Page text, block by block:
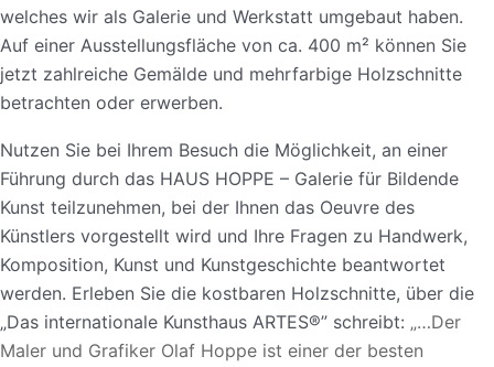
welches wir als Galerie und Werkstatt umgebaut haben.
Auf einer Ausstellungsfläche von ca. 400 m² können Sie
jetzt zahlreiche Gemälde und mehrfarbige Holzschnitte
betrachten oder erwerben.
Nutzen Sie bei Ihrem Besuch die Möglichkeit, an einer
Führung durch das HAUS HOPPE – Galerie für Bildende
Kunst teilzunehmen, bei der Ihnen das Oeuvre des
Künstlers vorgestellt wird und Ihre Fragen zu Handwerk,
Komposition, Kunst und Kunstgeschichte beantwortet
werden. Erleben Sie die kostbaren Holzschnitte, über die
„Das internationale Kunsthaus ARTES®” schreibt: „…Der
Maler und Grafiker Olaf Hoppe ist einer der besten